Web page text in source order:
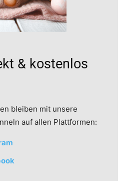
& kostenlos
bleiben mit unsere
auf allen Plattformen: